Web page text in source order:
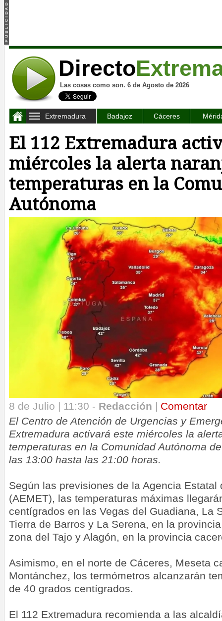
Directo
Las cosas como son. 6 de Agosto de 2026
Extremadura Badajoz Cáceres
El 112 Extremadura
miércoles la alerta
temperaturas en la
Autónoma
8 de Julio | 11:30 - Redacción | Comentar
El Centro de Atención de Urgencias y
Extremadura activará este miércoles la
temperaturas en la Comunidad Autónoma
las 13:00 hasta las 21:00 horas.
Según las previsiones de la Agencia Estatal
(AEMET), las temperaturas máximas
centígrados en las Vegas del Guadiana, La
Tierra de Barros y La Serena, en la
zona del Tajo y Alagón, en la provincia
Asimismo, en el norte de Cáceres, Meseta
Montánchez, los termómetros alcanzarán
de 40 grados centígrados.
El 112 Extremadura recomienda a las